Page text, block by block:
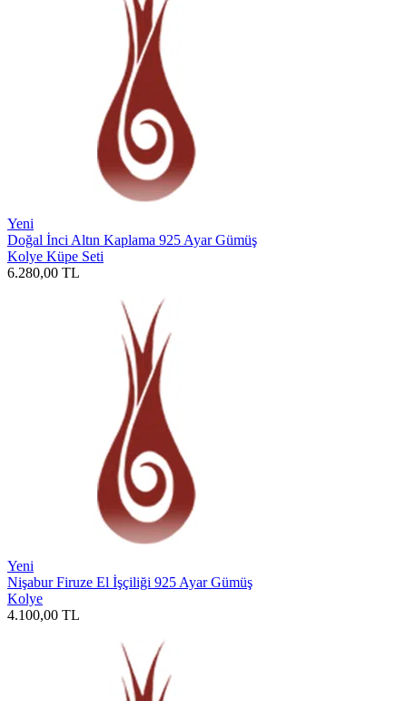
Yeni
Doğal İnci Altın Kaplama 925 Ayar Gümüş
Kolye Küpe Seti
6.280,00 TL
Yeni
Nişabur Firuze El İşçiliği 925 Ayar Gümüş
Kolye
4.100,00 TL